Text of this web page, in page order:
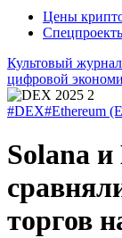
Цены
Культовый
цифровой
#DEX#Ethereum
Solana
торгов